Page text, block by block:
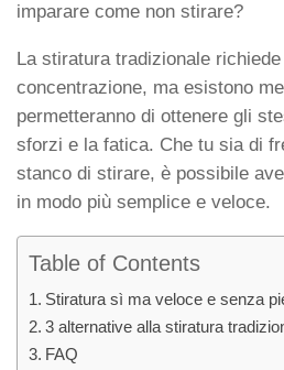
imparare come non stirare?
La stiratura tradizionale
concentrazione, ma esistono
permetteranno di ottenere gli
sforzi e la fatica. Che tu sia di
stanco di stirare, è possibile
in modo più semplice e veloce.
Table of Contents
Stiratura sì ma veloce e senza
3 alternative alla stiratura
FAQ